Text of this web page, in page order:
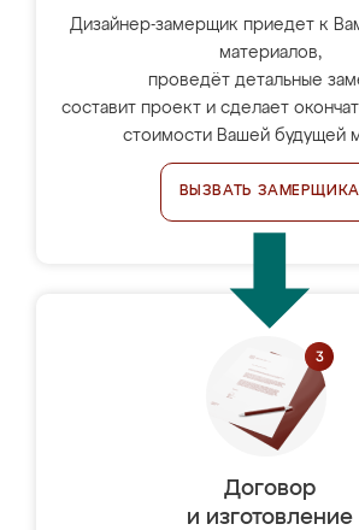
Дизайнер-замерщик приедет к
материалов,
проведёт детальные
составит проект и сделает
стоимости Вашей будущей
ВЫЗВАТЬ ЗАМЕРЩИКА
Договор
и изготовление